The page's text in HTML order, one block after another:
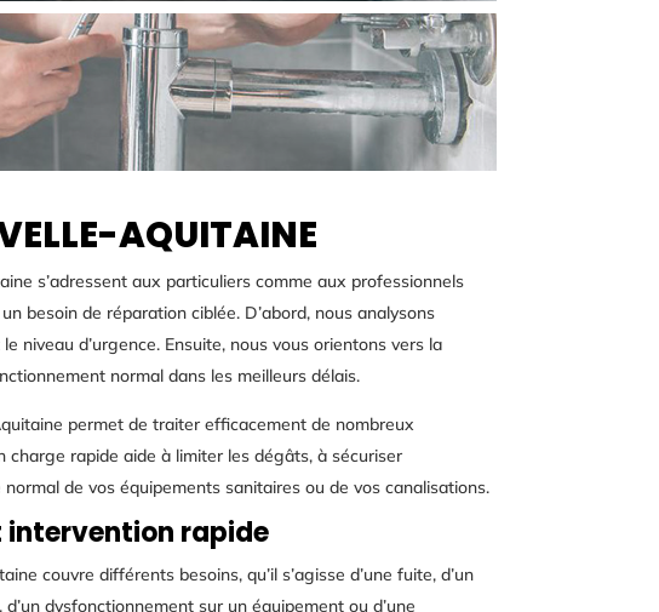
AQUITAINE
s’adressent aux particuliers comme aux professionnels
besoin de réparation ciblée. D’abord, nous analysons
niveau d’urgence. Ensuite, nous vous orientons vers la
normal dans les meilleurs délais.
permet de traiter efficacement de nombreux
charge rapide aide à limiter les dégâts, à sécuriser
de vos équipements sanitaires ou de vos canalisations.
intervention rapide
couvre différents besoins, qu’il s’agisse d’une fuite, d’un
dysfonctionnement sur un équipement ou d’une